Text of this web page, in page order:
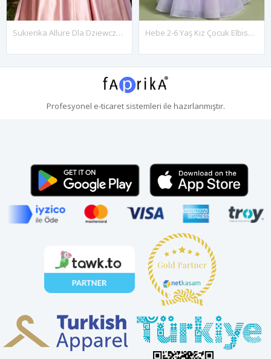
Sukienka Allure Dla Dziewczynki 2-6 Lat 20084 W Kolorze Pudrowym Hebe 2-6 Yaş Kız Çocuk Elbise 20187 Lila
Profesyonel e-ticaretsistemleri ile hazırlanmıştır.